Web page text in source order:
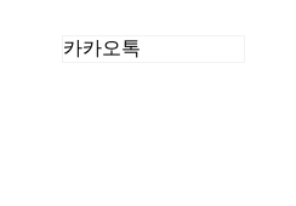
카카오톡